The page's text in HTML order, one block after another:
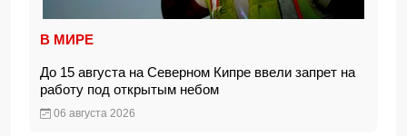
В МИРЕ
До 15 августа на Северном Кипре ввели запрет на
работу под открытым небом
06 августа 2026